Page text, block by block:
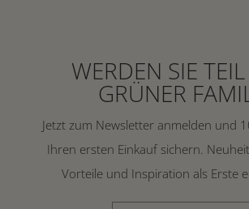
WERDEN SIE
GRÜNER
Jetzt zum Newsletter anmelden und
Ihren ersten Einkauf sichern.
Vorteile und Inspiration als Erste